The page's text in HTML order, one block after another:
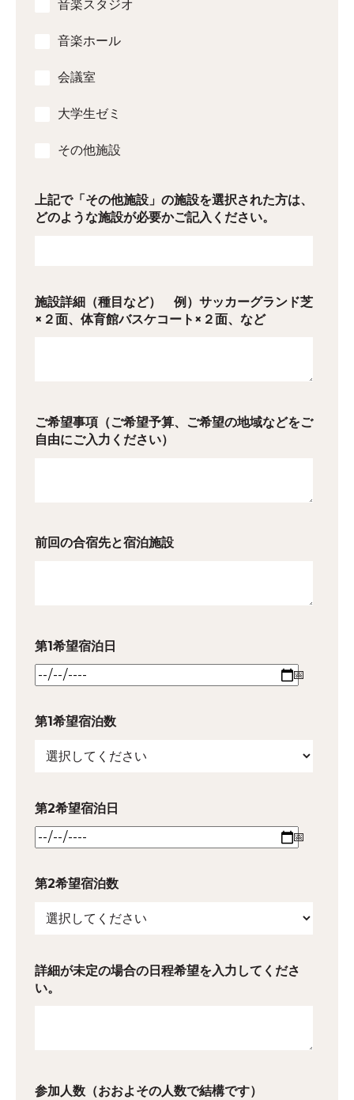
音楽スタジオ
音楽ホール
会議室
大学生ゼミ
その他施設
上記で「その他施設」の施設を選択された方は、
どのような施設が必要かご記入ください。
施設詳細（種目など） 例）サッカーグランド芝
×２面、体育館バスケコート×２面、など
ご希望事項（ご希望予算、ご希望の地域などをご
自由にご入力ください）
前回の合宿先と宿泊施設
第1希望宿泊日
第1希望宿泊数
第2希望宿泊日
第2希望宿泊数
詳細が未定の場合の日程希望を入力してくださ
い。
参加人数（おおよその人数で結構です）